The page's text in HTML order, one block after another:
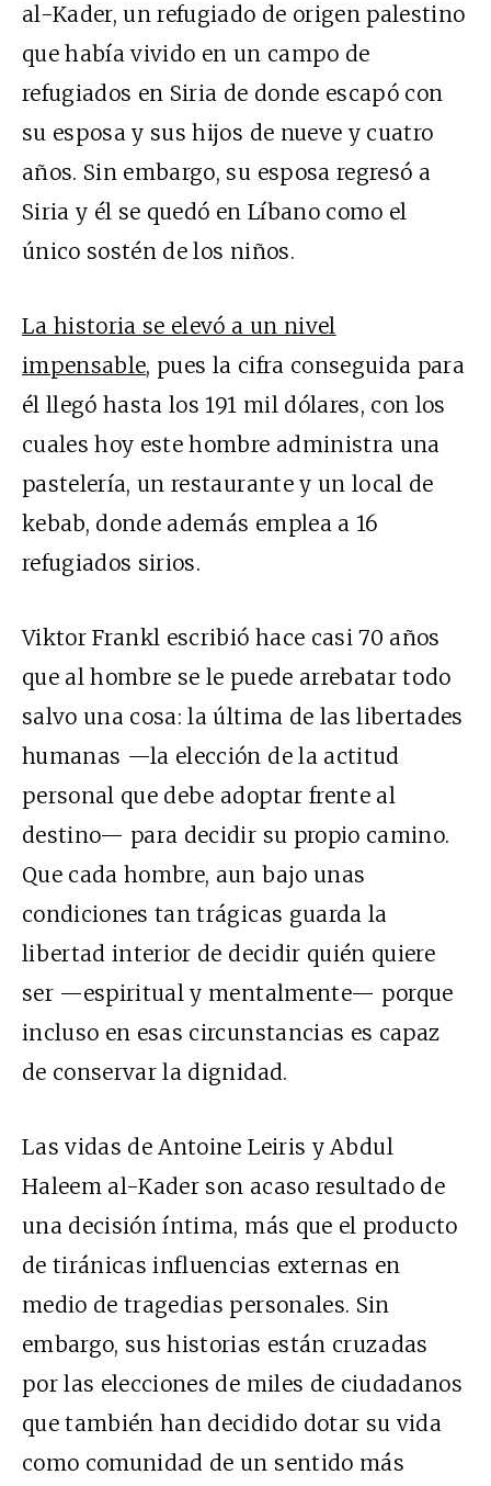
al-Kader, un refugiado de origen palestino
que había vivido en un campo de
refugiados en Siria de donde escapó con
su esposa y sus hijos de nueve y cuatro
años. Sin embargo, su esposa regresó a
Siria y él se quedó en Líbano como el
único sostén de los niños.
La historia se elevó a un nivel
impensable, pues la cifra conseguida para
él llegó hasta los 191 mil dólares, con los
cuales hoy este hombre administra una
pastelería, un restaurante y un local de
kebab, donde además emplea a 16
refugiados sirios.
Viktor Frankl escribió hace casi 70 años
que al hombre se le puede arrebatar todo
salvo una cosa: la última de las libertades
humanas —la elección de la actitud
personal que debe adoptar frente al
destino— para decidir su propio camino.
Que cada hombre, aun bajo unas
condiciones tan trágicas guarda la
libertad interior de decidir quién quiere
ser —espiritual y mentalmente— porque
incluso en esas circunstancias es capaz
de conservar la dignidad.
Las vidas de Antoine Leiris y Abdul
Haleem al-Kader son acaso resultado de
una decisión íntima, más que el producto
de tiránicas influencias externas en
medio de tragedias personales. Sin
embargo, sus historias están cruzadas
por las elecciones de miles de ciudadanos
que también han decidido dotar su vida
como comunidad de un sentido más